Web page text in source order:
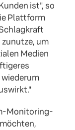
ist", so
Plattform
um
Medien
wiederum
Monitoring-